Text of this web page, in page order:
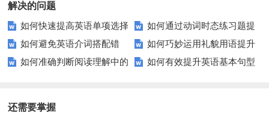
解决的问题
如何快速提高英语单项选择
题的得分？
如何通过动词时态练习题提
高英语水平？
如何避免英语介词搭配错
误？——掌握时间与位置介词的
如何巧妙运用礼貌用语提升
教育效果？
如何准确判断阅读理解中的
如何有效提升英语基本句型
还需要掌握